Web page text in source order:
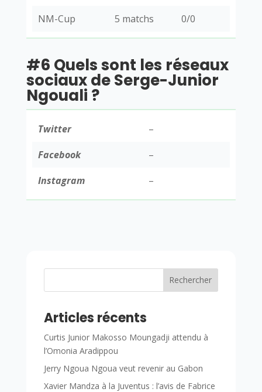
NM-Cup 5 matchs 0/0
#6 Quels sont les réseaux
sociaux de Serge-Junior
Ngouali ?
Twitter
–
Facebook
–
Instagram
–
Rechercher
Articles récents
Curtis Junior Makosso Moungadji attendu à
l’Omonia Aradippou
Jerry Ngoua Ngoua veut revenir au Gabon
Xavier Mandza à la Juventus : l’avis de Fabrice